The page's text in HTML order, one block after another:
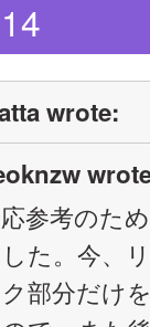
wrote:
参考のた
た。今、
部分だけ